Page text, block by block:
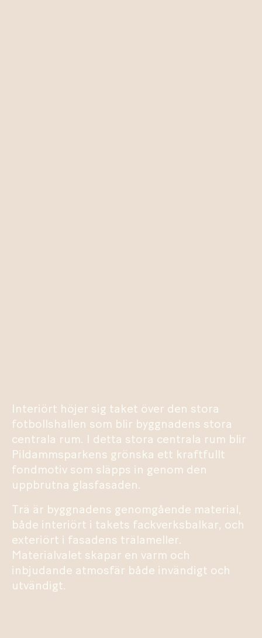
Interiört höjer sig taket över den stora
fotbollshallen som blir byggnadens stora
centrala rum. I detta stora centrala rum blir
Pildammsparkens grönska ett kraftfullt
fondmotiv som släpps in genom den
uppbrutna glasfasaden.
Trä är byggnadens genomgående material,
både interiört i takets fackverksbalkar, och
exteriört i fasadens trälameller.
Materialvalet skapar en varm och
inbjudande atmosfär både invändigt och
utvändigt.